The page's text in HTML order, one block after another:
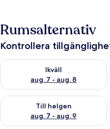
Rumsalternativ
Kontrollera
Ikväll
aug. 7 - aug. 8
Kontrollera tillgängligheten för
Till helgen
aug. 7 - aug. 9
Kontrollera tillgängligheten